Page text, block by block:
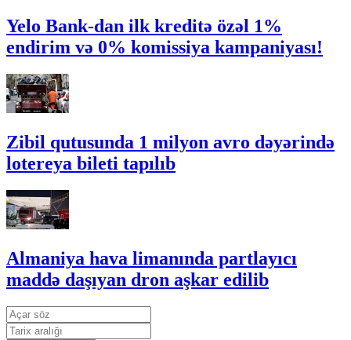
Yelo Bank-dan ilk kreditə özəl 1%
endirim və 0% komissiya kampaniyası!
Zibil qutusunda 1 milyon avro dəyərində
lotereya bileti tapılıb
Almaniya hava limanında partlayıcı
maddə daşıyan dron aşkar edilib